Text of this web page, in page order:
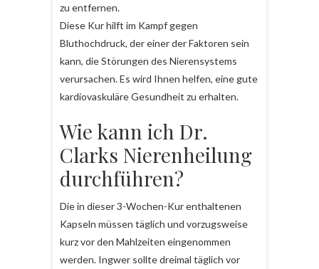
zu entfernen.
Diese Kur hilft im Kampf gegen
Bluthochdruck, der einer der Faktoren sein
kann, die Störungen des Nierensystems
verursachen. Es wird Ihnen helfen, eine gute
kardiovaskuläre Gesundheit zu erhalten.
Wie kann ich Dr.
Clarks Nierenheilung
durchführen?
Die in dieser 3-Wochen-Kur enthaltenen
Kapseln müssen täglich und vorzugsweise
kurz vor den Mahlzeiten eingenommen
werden. Ingwer sollte dreimal täglich vor